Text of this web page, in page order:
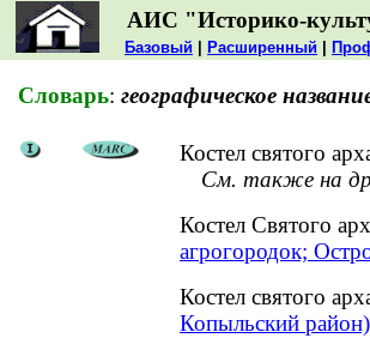
АИС "Историко-
Базовый Расширенный
Словарь: географическое
Костел святого
См. также на
Костел Святого
агрогородок;
Костел святого
Копыльский район)